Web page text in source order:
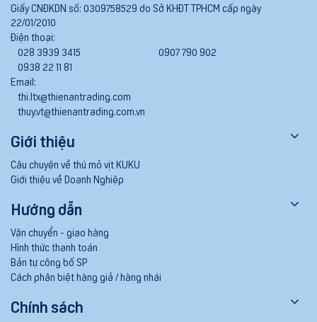
Giấy CNĐKDN số: 0309758529 do Sở KHĐT TPHCM cấp ngày
22/01/2010
Điện thoại:
028 3939 3415
0938 22 11 81
0907 790 902
Email:
thi.ltx@thienantrading.com
thuy.vt@thienantrading.com.vn
Giới thiệu
Câu chuyện về thú mỏ vịt KUKU
Giới thiệu về Doanh Nghiệp
Hướng dẫn
Vận chuyển - giao hàng
Hình thức thanh toán
Bản tự công bố SP
Cách phân biệt hàng giả / hàng nhái
Chính sách